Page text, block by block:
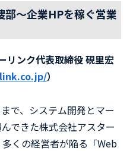
部〜企業HPを稼ぐ営業
リンク代表取締役 硯里宏
）
で、システム開発とマー
できた株式会社アスター
くの経営者が陥る「Web